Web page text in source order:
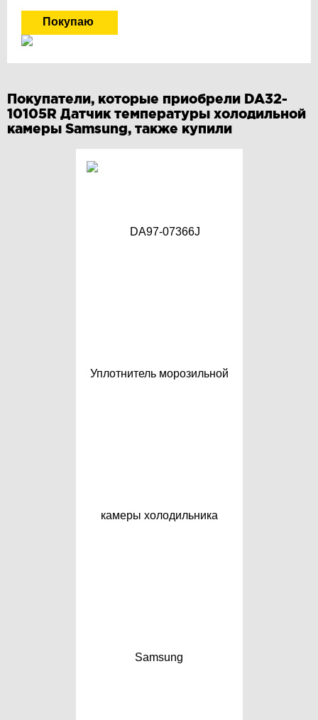
Покупатели, которые приобрели DA32-
10105R Датчик температуры холодильной
камеры Samsung, также купили